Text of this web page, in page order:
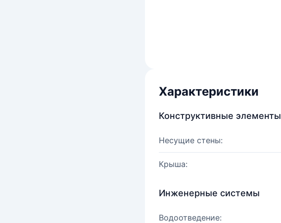
Характеристики
Конструктивные элементы
Несущие стены:
Крыша:
Инженерные системы
Водоотведение: